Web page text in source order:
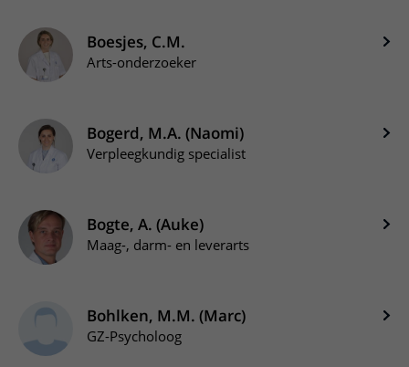
Boesjes, C.M.
Arts-onderzoeker
Bogerd, M.A. (Naomi)
Verpleegkundig specialist
Bogte, A. (Auke)
Maag-, darm- en leverarts
Bohlken, M.M. (Marc)
GZ-Psycholoog